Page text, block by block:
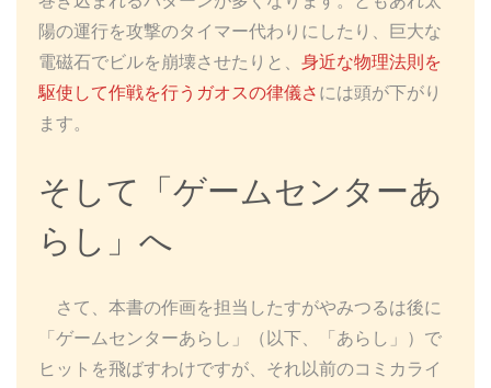
陽の運行を攻撃のタイマー代わりにしたり、巨大な
電磁石でビルを崩壊させたりと、 身近な物理法則を
駆使して作戦を行うガオスの律儀さ には頭が下がり
ます。
そして「ゲームセンターあ
らし」へ
さて、本書の作画を担当したすがやみつるは後に
「ゲームセンターあらし」（以下、「あらし」）で
ヒットを飛ばすわけですが、それ以前のコミカライ